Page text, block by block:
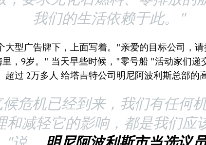
我们的生活依赖于此。"
大型广告牌下，上面写着。"亲爱的目标公司，
，9岁。" 当天早些时候，"零号船 "活动家们递
超过 2万多人 给塔吉特公司明尼阿波利斯总部的
危机已经到来，我们有任何
和减轻它的影响，都是我们应